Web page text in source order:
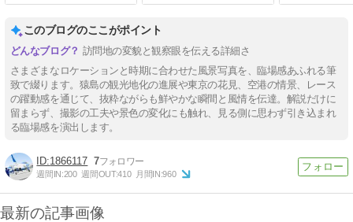
このブログのここがポイント
訪問地の変貌と観察眼を伝える詳細さ
さまざまなロケーションと時期に合わせた風景写真を、臨場感あふれる筆
致で綴ります。猿島の観光地化の進展や東京の花見、空港の情景、レース
の躍動感を通じて、抜粋ながらも鮮やかな瞬間と風情を伝達。解説だけに
留まらず、撮影の工夫や景色の変化にも触れ、見る側に思わず引き込まれ
る臨場感を演出します。
1866117 7
週間IN:200 週間OUT:410 月間IN:960
最新の記事画像